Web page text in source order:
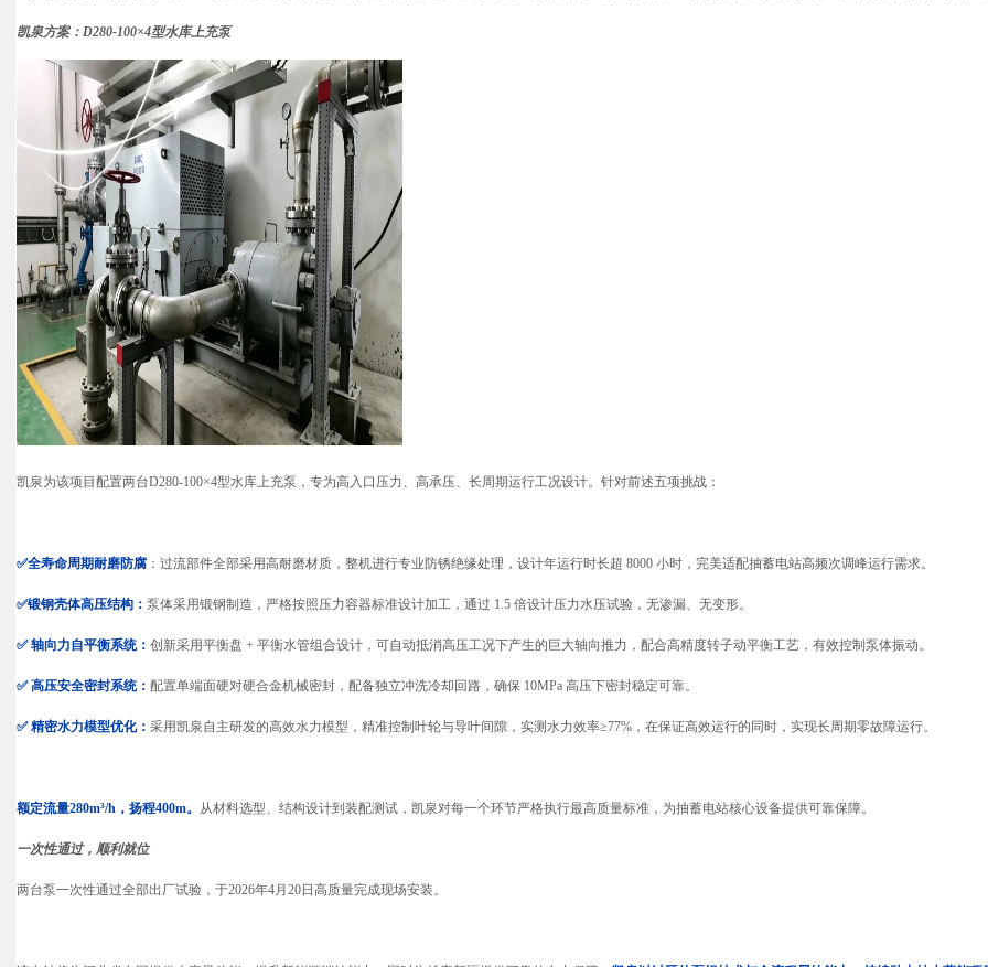
凯泉方案：D280-100×4型水库上充泵
凯泉为该项目配置两台D280-100×4型水库上充泵，专为高入口压力、高承压、长周期运行工况设计。针对前述五项挑战：
✅全寿命周期耐磨防腐：过流部件全部采用高耐磨材质，整机进行专业防锈绝缘处理，设计年运行时长超 8000 小时，完美适配抽蓄电站高频次调峰运行需求。
✅锻钢壳体高压结构： 泵体采用锻钢制造，严格按照压力容器标准设计加工，通过 1.5 倍设计压力水压试验，无渗漏、无变形。
✅ 轴向力自平衡系统： 创新采用平衡盘 + 平衡水管组合设计，可自动抵消高压工况下产生的巨大轴向推力，配合高精度转子动平衡工艺，有效控制泵体振动。
✅ 高压安全密封系统： 配置单端面硬对硬合金机械密封，配备独立冲洗冷却回路，确保 10MPa 高压下密封稳定可靠。
✅ 精密水力模型优化： 采用凯泉自主研发的高效水力模型，精准控制叶轮与导叶间隙，实测水力效率≥77%，在保证高效运行的同时，实现长周期零故障运行。
额定流量280m³/h，扬程400m。 从材料选型、结构设计到装配测试，凯泉对每一个环节严格执行最高质量标准，为抽蓄电站核心设备提供可靠保障。
一次性通过，顺利就位
两台泵一次性通过全部出厂试验，于2026年4月20日高质量完成现场安装。